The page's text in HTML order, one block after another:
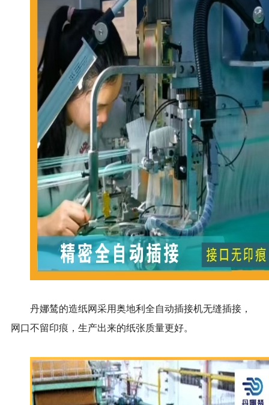
丹娜鸶的造纸网采用奥地利全自动插接机无缝插接，
网口不留印痕，生产出来的纸张质量更好。